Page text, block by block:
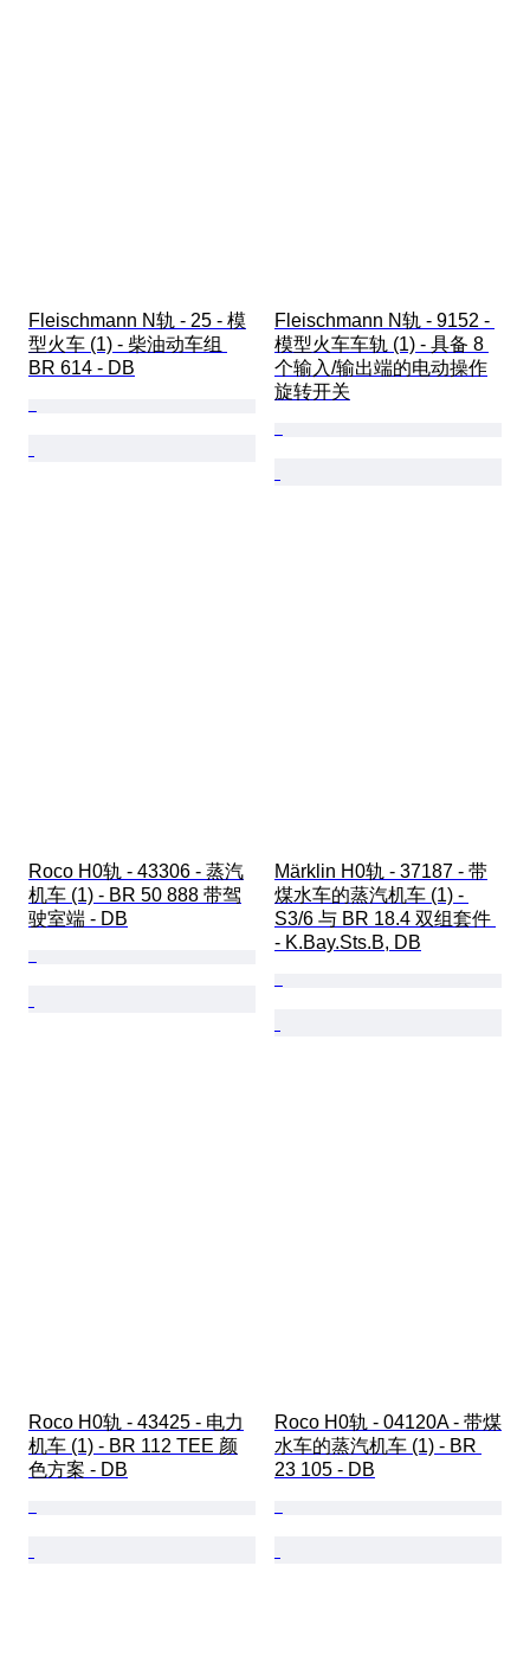
Fleischmann N轨 - 25 - 模
型火车 (1) - 柴油动车组
BR 614 - DB
Fleischmann N轨 - 9152 -
模型火车车轨 (1) - 具备 8
个输入/输出端的电动操作
旋转开关
Roco H0轨 - 43306 - 蒸汽
机车 (1) - BR 50 888 带驾
驶室端 - DB
Märklin H0轨 - 37187 - 带
煤水车的蒸汽机车 (1) -
S3/6 与 BR 18.4 双组套件
- K.Bay.Sts.B, DB
Roco H0轨 - 43425 - 电力
机车 (1) - BR 112 TEE 颜
色方案 - DB
Roco H0轨 - 04120A - 带煤
水车的蒸汽机车 (1) - BR
23 105 - DB